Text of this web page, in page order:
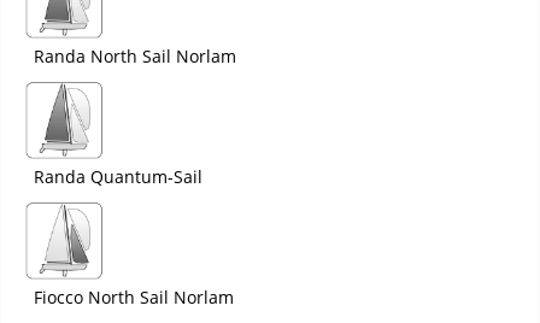
Randa North Sail Norlam
Randa Quantum-Sail
Fiocco North Sail Norlam